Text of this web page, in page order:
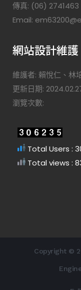
傳真: (06) 2741463
Email:
網站設計維護
維護者: 賴悅仁、林
更新日期:
瀏覽次數:
Total Users :
Total views :
Copyright ©